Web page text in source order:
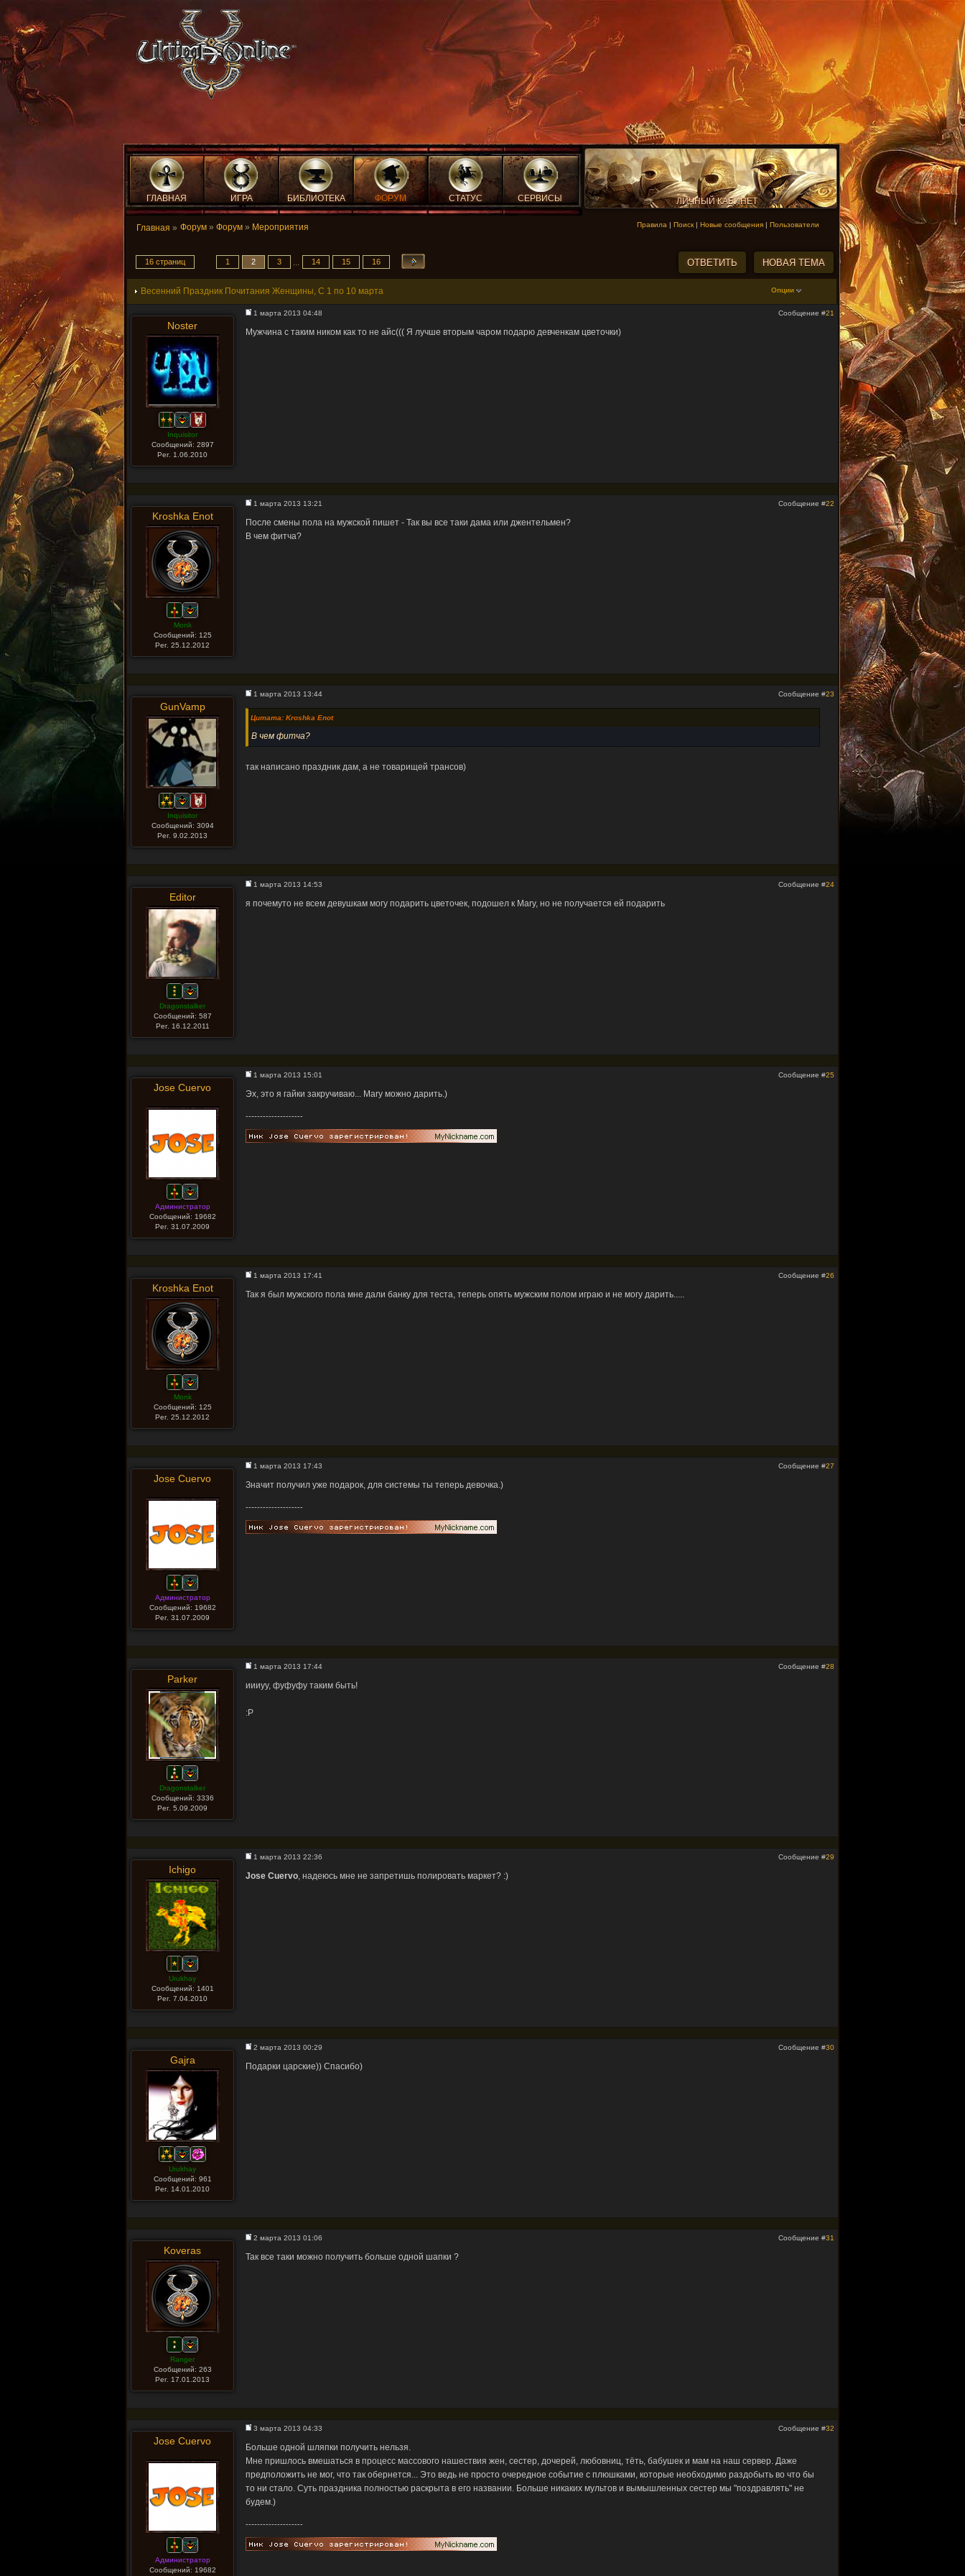
ГЛАВНАЯ ИГРА БИБЛИОТЕКА ФОРУМ СТАТУС СЕРВИСЫ ЛИЧНЫЙ КАБИНЕТ
Главная » Форум » Форум » Мероприятия Правила | Поиск | Новые сообщения | Пользователи
16 страниц 1 2 3 14 15 16
Весенний Праздник Почитания Женщины, С 1 по 10 марта Опции
Noster
Inquisitor
Сообщений: 2897
Рег. 1.06.2010
1 марта 2013 04:48 Сообщение #21
Мужчина с таким ником как то не айс((( Я лучше вторым чаром подарю девченкам цветочки)
Kroshka Enot
Monk
Сообщений: 125
Рег. 25.12.2012
1 марта 2013 13:21 Сообщение #22
После смены пола на мужской пишет - Так вы все таки дама или джентельмен?
В чем фитча?
GunVamp
Inquisitor
Сообщений: 3094
Рег. 9.02.2013
1 марта 2013 13:44 Сообщение #23
Цитата: Kroshka Enot
В чем фитча?
так написано праздник дам, а не товарищей трансов)
Editor
Dragonstalker
Сообщений: 587
Рег. 16.12.2011
1 марта 2013 14:53 Сообщение #24
я почемуто не всем девушкам могу подарить цветочек, подошел к Mary, но не получается ей подарить
Jose Cuervo
Администратор
Сообщений: 19682
Рег. 31.07.2009
1 марта 2013 15:01 Сообщение #25
Эх, это я гайки закручиваю... Mary можно дарить.)
--------------------
Kroshka Enot
Monk
Сообщений: 125
Рег. 25.12.2012
1 марта 2013 17:41 Сообщение #26
Так я был мужского пола мне дали банку для теста, теперь опять мужским полом играю и не могу дарить.....
Jose Cuervo
Администратор
Сообщений: 19682
Рег. 31.07.2009
1 марта 2013 17:43 Сообщение #27
Значит получил уже подарок, для системы ты теперь девочка.)
--------------------
Parker
Dragonstalker
Сообщений: 3336
Рег. 5.09.2009
1 марта 2013 17:44 Сообщение #28
иииуу, фуфуфу таким быть!
:Р
Ichigo
Urukhay
Сообщений: 1401
Рег. 7.04.2010
1 марта 2013 22:36 Сообщение #29
Jose Cuervo, надеюсь мне не запретишь полировать маркет? :)
Gajra
Urukhay
Сообщений: 961
Рег. 14.01.2010
2 марта 2013 00:29 Сообщение #30
Подарки царские)) Спасибо)
Koveras
Ranger
Сообщений: 263
Рег. 17.01.2013
2 марта 2013 01:06 Сообщение #31
Так все таки можно получить больше одной шапки ?
Jose Cuervo
Администратор
Сообщений: 19682
3 марта 2013 04:33 Сообщение #32
Больше одной шляпки получить нельзя.
Мне пришлось вмешаться в процесс массового нашествия жен, сестер, дочерей, любовниц, тёть, бабушек и мам на наш сервер. Даже
предположить не мог, что так обернется... Это ведь не просто очередное событие с плюшками, которые необходимо раздобыть во что бы
то ни стало. Суть праздника полностью раскрыта в его названии. Больше никаких мультов и вымышленных сестер мы "поздравлять" не
будем.)
--------------------